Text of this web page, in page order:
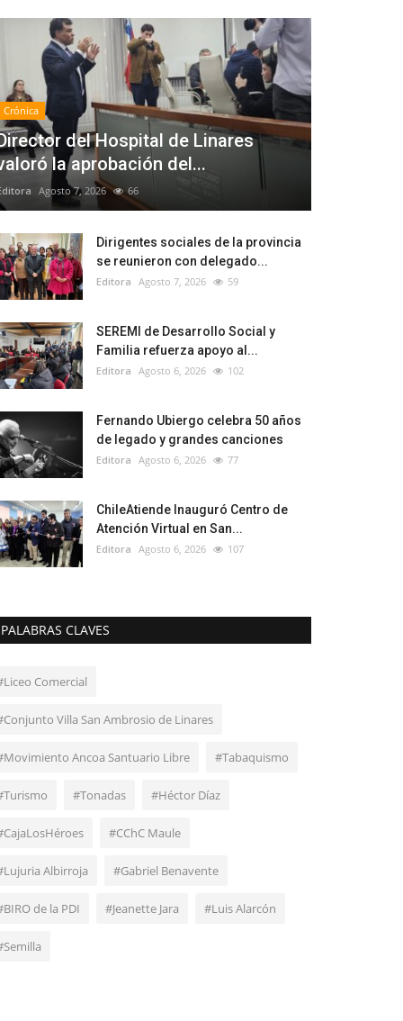
Crónica
del Hospital de Linares
la aprobación del...
Agosto 7, 2026 66
Dirigentes sociales de la provincia
se reunieron con delegado...
Editora Agosto 7, 2026 59
SEREMI de Desarrollo Social y
Familia refuerza apoyo al...
Editora Agosto 6, 2026 102
Fernando Ubiergo celebra 50 años
de legado y grandes canciones
Editora Agosto 6, 2026 77
ChileAtiende Inauguró Centro de
Atención Virtual en San...
Editora Agosto 6, 2026 107
PALABRAS CLAVES
Comercial
Villa San Ambrosio de Linares
Ancoa Santuario Libre #Tabaquismo
#Tonadas #Héctor Díaz
#CChC Maule
Albirroja #Gabriel Benavente
de la PDI #Jeanette Jara #Luis Alarcón